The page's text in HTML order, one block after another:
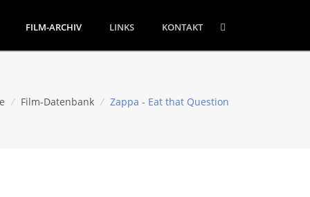
FILM-ARCHIV LINKS KONTAKT
/ Film-Datenbank / Zappa - Eat that Question